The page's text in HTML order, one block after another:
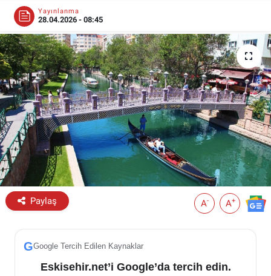
Yayınlanma
28.04.2026 - 08:45
Paylaş A- A+
GGoogle Tercih Edilen Kaynaklar
Eskisehir.net’i Google’da tercih edin.
YEMEK
ESKİŞEHİR NÖBETÇİ ECZANELER
Eskişehir Haber İçerikleri
Eskişehir Hava Durumu
Eskişehir Tramvay Saatleri
Eskişehir Otobüs Saatleri
Haber Arşivi